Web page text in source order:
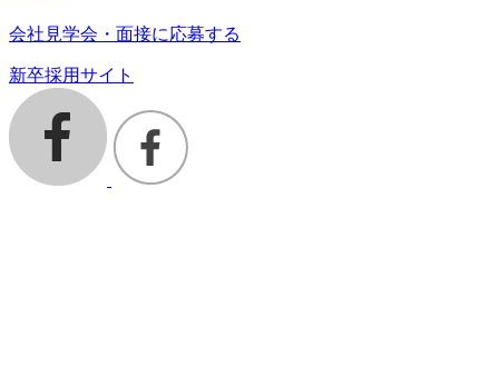
会社見学会・面接に応募する
新卒採用サイト